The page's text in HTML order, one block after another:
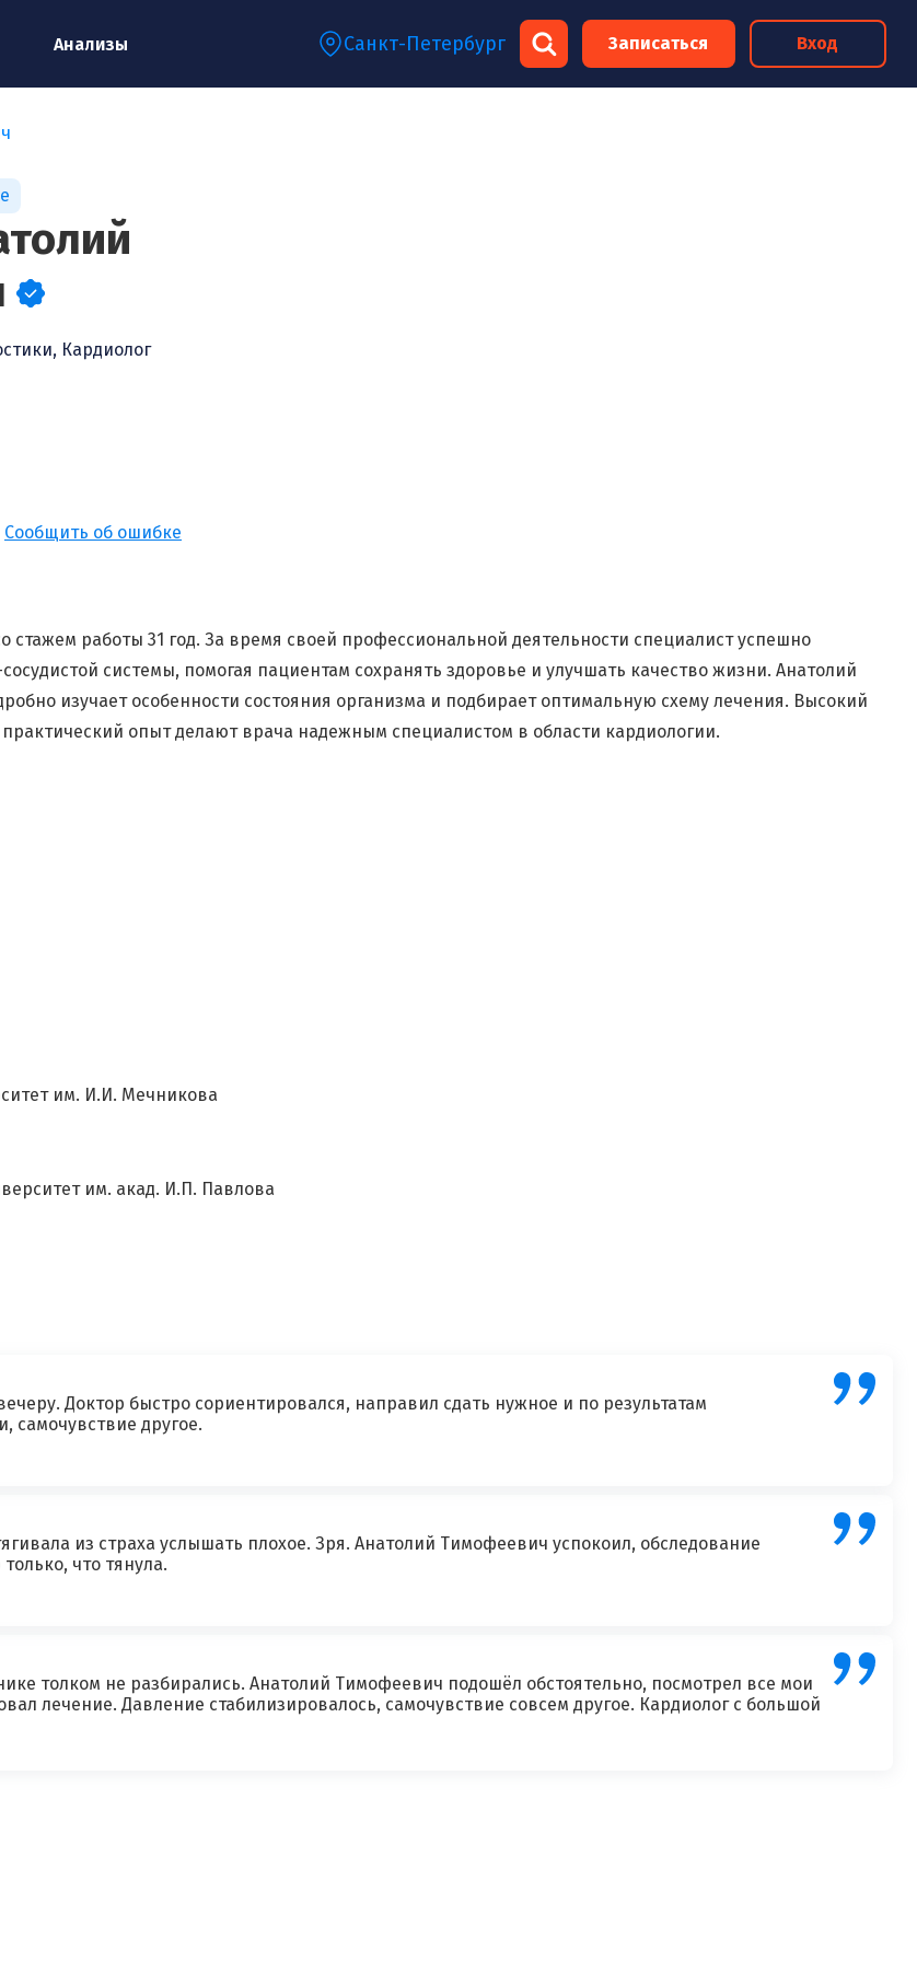
Анализы Санкт-Петербург Записаться Вход
, Кардиолог
Сообщить об ошибке
работы 31 год. За время своей профессиональной деятельности специалист успешно
системы, помогая пациентам сохранять здоровье и улучшать качество жизни. Анатолий
изучает особенности состояния организма и подбирает оптимальную схему лечения. Высокий
опыт делают врача надежным специалистом в области кардиологии.
им. И.И. Мечникова
им. акад. И.П. Павлова
Доктор быстро сориентировался, направил сдать нужное и по результатам
самочувствие другое.
из страха услышать плохое. Зря. Анатолий Тимофеевич успокоил, обследование
что тянула.
толком не разбирались. Анатолий Тимофеевич подошёл обстоятельно, посмотрел все мои
лечение. Давление стабилизировалось, самочувствие совсем другое. Кардиолог с большой
×
на консультацию к
специалисту
оценка врачу*